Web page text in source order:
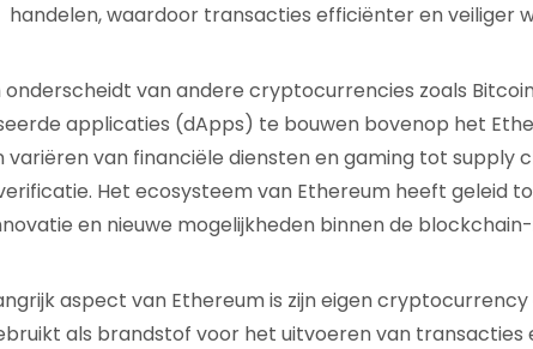
handelen, waardoor transacties efficiënter en veiliger
van andere cryptocurrencies zoals
applicaties (dApps) te bouwen bovenop het
variëren van financiële diensten en gaming tot supply
Het ecosysteem van Ethereum heeft geleid
en nieuwe mogelijkheden binnen de
aspect van Ethereum is zijn eigen cryptocurrency
als brandstof voor het uitvoeren van